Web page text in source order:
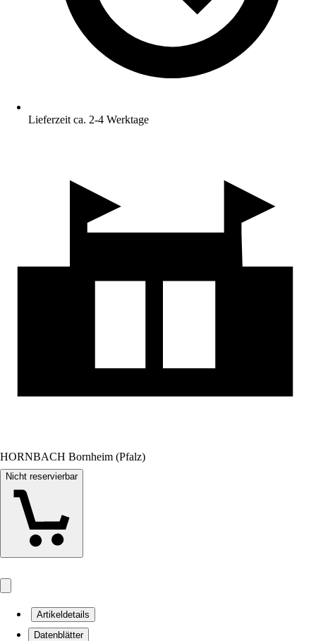
Lieferzeit ca. 2-4 Werktage
HORNBACH Bornheim (Pfalz)
Nicht reservierbar
Artikeldetails
Datenblätter